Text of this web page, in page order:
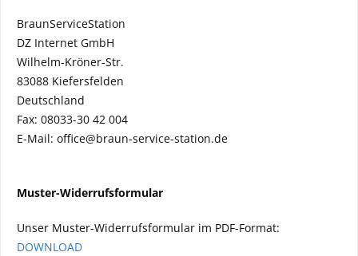
BraunServiceStation
DZ Internet GmbH
Wilhelm-Kröner-Str.
83088 Kiefersfelden
Deutschland
Fax: 08033-30 42 004
E-Mail: office@braun-service-station.de
Muster-Widerrufsformular
Unser Muster-Widerrufsformular im PDF-Format:
DOWNLOAD